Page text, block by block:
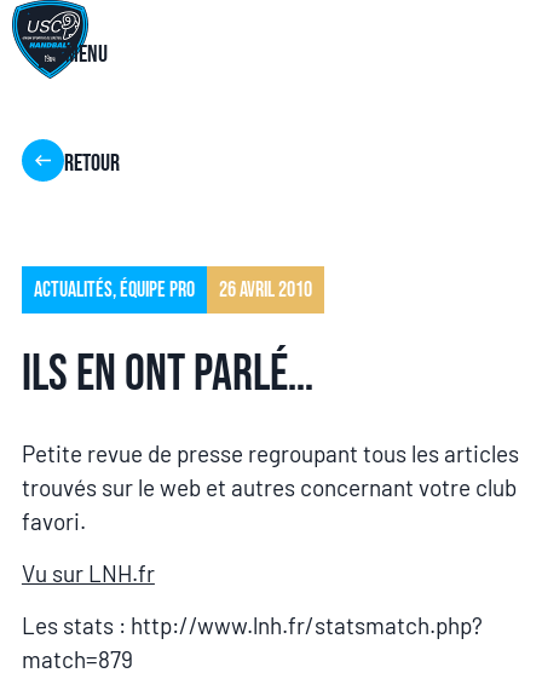
Menu
Retour
Actualités, Équipe pro 26 avril 2010
Ils en ont parlé…
Petite revue de presse regroupant tous les articles
trouvés sur le web et autres concernant votre club
favori.
Vu sur LNH.fr
Les stats : http://www.lnh.fr/statsmatch.php?
match=879